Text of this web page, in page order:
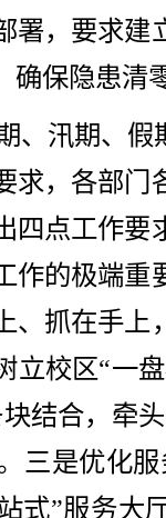
署，要求建
确保隐患清
、汛期、假
求，各部门
四点工作要
作的极端重
、抓在手上
立校区“一
结合，牵
三是优化
式”服务大